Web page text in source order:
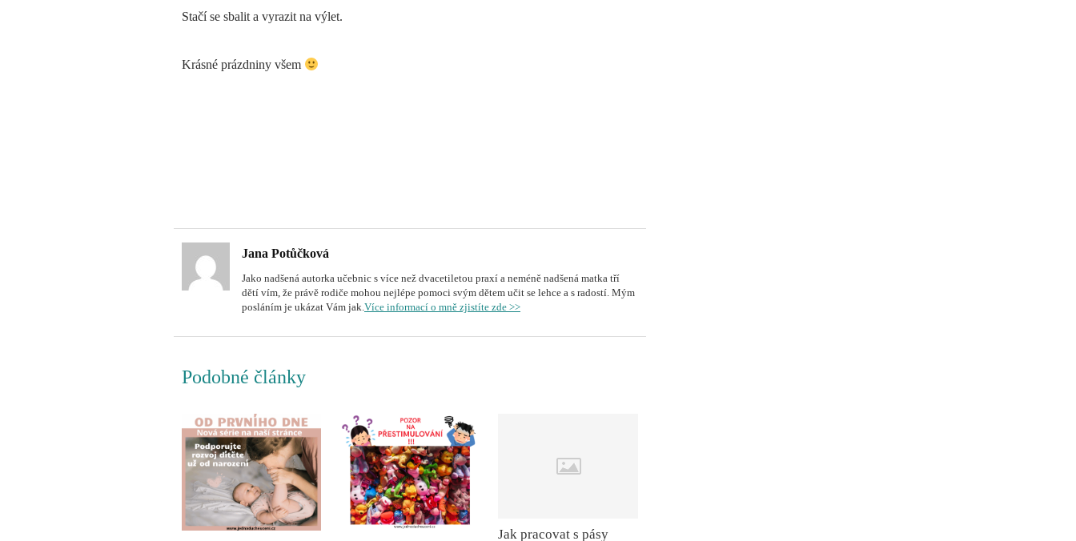
Stačí se sbalit a vyrazit na výlet.
Krásné prázdniny všem
Jana Potůčková
Jako nadšená autorka učebnic s více než dvacetiletou praxí a neméně nadšená matka tří
dětí vím, že právě rodiče mohou nejlépe pomoci svým dětem učit se lehce a s radostí. Mým
posláním je ukázat Vám jak. Více informací o mně zjistíte zde >>
Podobné články
Jak pracovat s pásy